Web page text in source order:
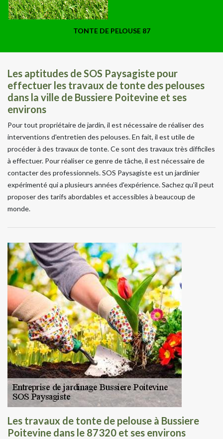
TONTE DE PELOUSE 87
Les aptitudes de SOS Paysagiste pour
effectuer les travaux de tonte des pelouses
dans la ville de Bussiere Poitevine et ses
environs
Pour tout propriétaire de jardin, il est nécessaire de réaliser des
interventions d'entretien des pelouses. En fait, il est utile de
procéder à des travaux de tonte. Ce sont des travaux très difficiles
à effectuer. Pour réaliser ce genre de tâche, il est nécessaire de
contacter des professionnels. SOS Paysagiste est un jardinier
expérimenté qui a plusieurs années d'expérience. Sachez qu'il peut
proposer des tarifs abordables et accessibles à beaucoup de
monde.
Les travaux de tonte de pelouse à Bussiere
Poitevine dans le 87320 et ses environs